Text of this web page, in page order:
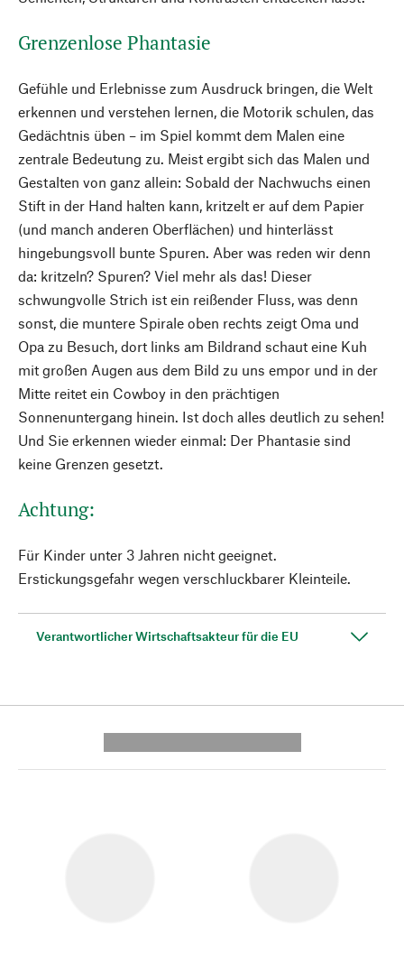
Grenzenlose Phantasie
Gefühle und Erlebnisse zum Ausdruck bringen, die Welt
erkennen und verstehen lernen, die Motorik schulen, das
Gedächtnis üben – im Spiel kommt dem Malen eine
zentrale Bedeutung zu. Meist ergibt sich das Malen und
Gestalten von ganz allein: Sobald der Nachwuchs einen
Stift in der Hand halten kann, kritzelt er auf dem Papier
(und manch anderen Oberflächen) und hinterlässt
hingebungsvoll bunte Spuren. Aber was reden wir denn
da: kritzeln? Spuren? Viel mehr als das! Dieser
schwungvolle Strich ist ein reißender Fluss, was denn
sonst, die muntere Spirale oben rechts zeigt Oma und
Opa zu Besuch, dort links am Bildrand schaut eine Kuh
mit großen Augen aus dem Bild zu uns empor und in der
Mitte reitet ein Cowboy in den prächtigen
Sonnenuntergang hinein. Ist doch alles deutlich zu sehen!
Und Sie erkennen wieder einmal: Der Phantasie sind
keine Grenzen gesetzt.
Achtung:
Für Kinder unter 3 Jahren nicht geeignet.
Erstickungsgefahr wegen verschluckbarer Kleinteile.
Verantwortlicher Wirtschaftsakteur für die EU